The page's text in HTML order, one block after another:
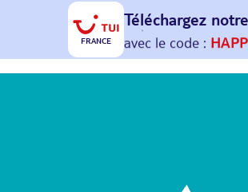
FRANCE
Téléchargez
Et profitez de 30€
avec le code :